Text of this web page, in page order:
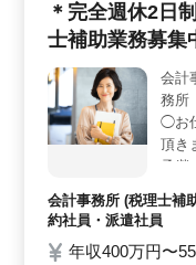
多岐にわたります。
作成、給与計算、社
できます。 ＜柔
正社員、契約社員、
った様々な雇用形態
で、無料の駐車場も
を感じることなく
＊完全週休2日
士補助業務募集
会計事務所 / 税理士
務所
◯お
頂き
承継
サポ
相談
考 完
日 ベ
会計事務所 (税理士補
約社員・派遣社員
年収400万円〜